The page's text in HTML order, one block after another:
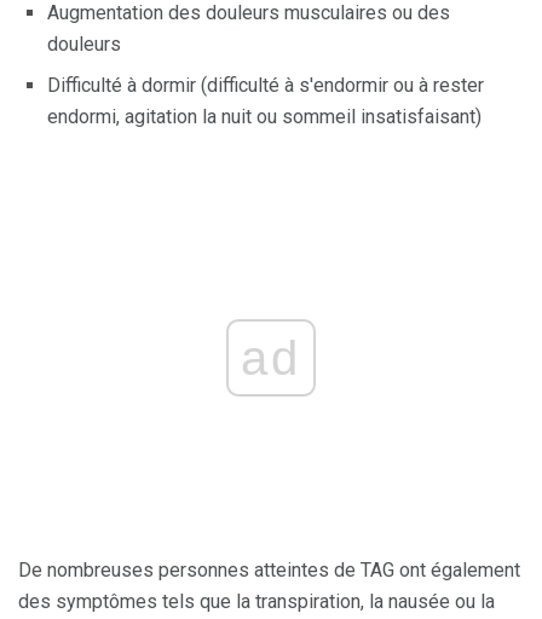
Augmentation des douleurs musculaires ou des
douleurs
Difficulté à dormir (difficulté à s'endormir ou à rester
endormi, agitation la nuit ou sommeil insatisfaisant)
ad
De nombreuses personnes atteintes de TAG ont également
des symptômes tels que la transpiration, la nausée ou la